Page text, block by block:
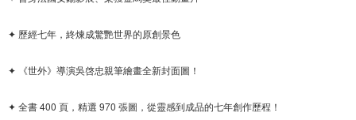
✦ 歷經七年，終煉成驚艷世界的原創景色
✦ 《世外》導演吳啓忠親筆繪畫全新封面圖！
✦ 全書 400 頁，精選 970 張圖，從靈感到成品的七年創作歷程！